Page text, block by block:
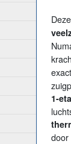
Deze
1-
door